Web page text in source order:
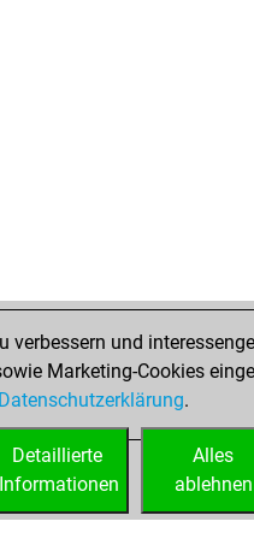
und
Marketing-Cookies
Datenschutzerklärung.
Alles
ablehnen
Detaillierte
Informationen